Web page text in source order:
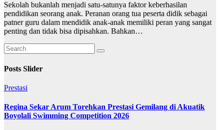
Sekolah bukanlah menjadi satu-satunya faktor keberhasilan
pendidikan seorang anak. Peranan orang tua peserta didik sebagai
patner guru dalam mendidik anak-anak memiliki peran yang sangat
penting dan tidak bisa dipisahkan. Bahkan…
Posts Slider
Prestasi
Regina Sekar Arum Torehkan Prestasi Gemilang di Akuatik
Boyolali Swimming Competition 2026